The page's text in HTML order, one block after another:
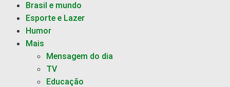
Brasil e mundo
Esporte e Lazer
Humor
Mais
Mensagem do dia
TV
Educação